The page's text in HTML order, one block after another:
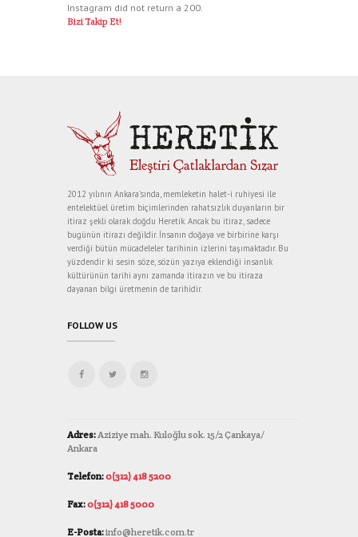
Instagram did not return a 200.
Bizi Takip Et!
2012 yılının Ankara’sında, memleketin halet-i ruhiyesi ile
entelektüel üretim biçimlerinden rahatsızlık duyanların bir
itiraz şekli olarak doğdu Heretik. Ancak bu itiraz, sadece
bugünün itirazı değildir. İnsanın doğaya ve birbirine karşı
verdiği bütün mücadeleler tarihinin izlerini taşımaktadır. Bu
yüzdendir ki sesin söze, sözün yazıya eklendiği insanlık
kültürünün tarihi aynı zamanda itirazın ve bu itiraza
dayanan bilgi üretmenin de tarihidir.
FOLLOW US
Adres: Aziziye mah. Kuloğlu sok. 15/2 Çankaya/
Ankara
Telefon:0(312) 418 5200
Fax:0(312) 418 5000
E-Posta:info@heretik.com.tr